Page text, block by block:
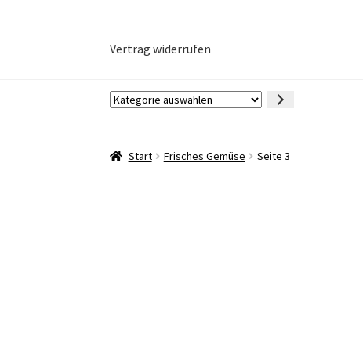
Vertrag widerrufen
Kategorie
Start Frisches Gemüse Seite 3